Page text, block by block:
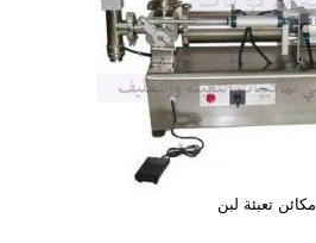
مكائن تعبئة لبن